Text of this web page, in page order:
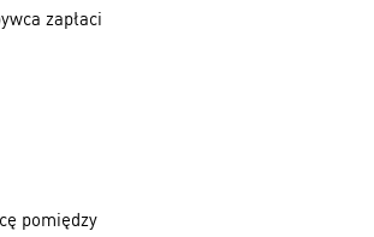
zapłaci
pomiędzy